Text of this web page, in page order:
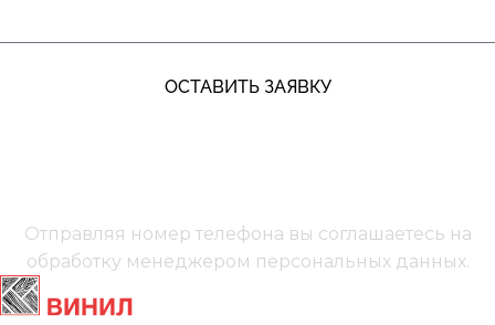
ОСТАВИТЬ ЗАЯВКУ
Отправляя номер телефона вы соглашаетесь на
обработку менеджером персональных данных.